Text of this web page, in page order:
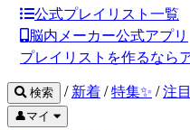
公式プレイリスト一覧
脳内メーカー公式アプリ
プレイリストを作るなら
検索 / 新着/特集✨ /注目
👤マイ